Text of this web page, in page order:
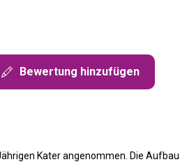
Bewertung hinzufügen
Kater angenommen. Die